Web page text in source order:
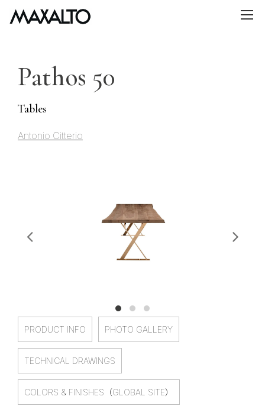
メ
Pathos 50
Tables
Antonio Citterio
PRODUCT INFO PHOTO GALLERY
TECHNICAL DRAWINGS
COLORS & FINISHES（GLOBAL SITE）